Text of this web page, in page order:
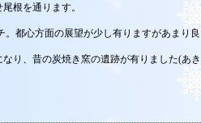
根を通ります。
都心方面の展望が少し有りますがあまり良
り、昔の炭焼き窯の遺跡が有りました(あ